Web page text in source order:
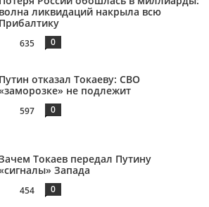
волна ликвидаций накрыла всю
Прибалтику
635 0
Путин отказал Токаеву: СВО
не подлежит
597 0
Токаев передал Путину
Запада
454 0